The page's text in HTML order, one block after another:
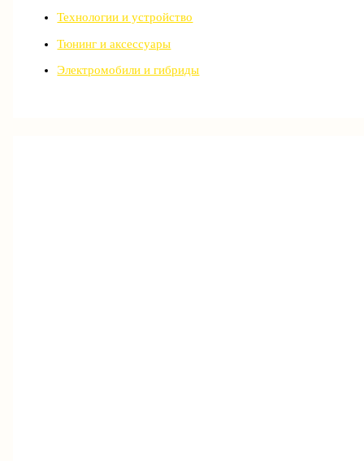
Технологии и устройство
Тюнинг и аксессуары
Электромобили и гибриды